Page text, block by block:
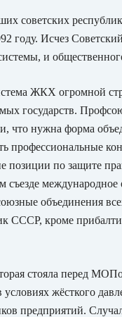
советских
году. Исчез
и
ЖКХ огромной
государств.
что нужна форма
профессиональные
позиции по защите
съезде международное
объединения
СССР, кроме
стояла перед
жёсткого
предприятий.